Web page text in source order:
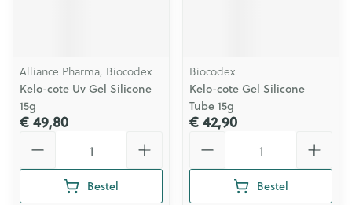
Alliance Pharma, Biocodex
Kelo-cote Uv Gel Silicone
15g
€ 49,80
Bestel
Biocodex
Kelo-cote Gel Silicone
Tube 15g
€ 42,90
Bestel